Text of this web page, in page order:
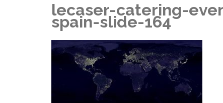
lecaser-catering-
spain-slide-164